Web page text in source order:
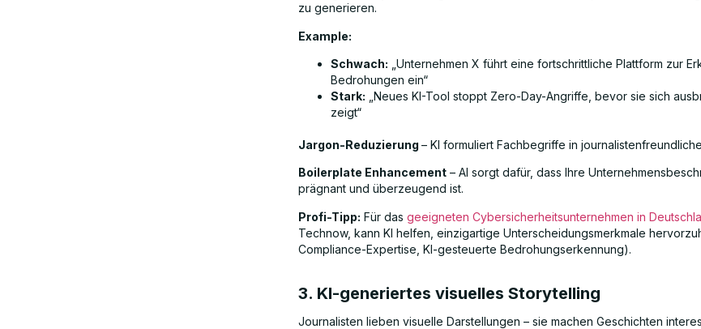
zu generieren.
Example:
Schwach: „Unternehmen X führt eine fortschrittliche Plattform zur
Bedrohungen ein“
Stark: „Neues KI-Tool stoppt Zero-Day-Angriffe, bevor sie sich
zeigt“
Jargon-Reduzierung – KI formuliert Fachbegriffe in
Boilerplate Enhancement – AI sorgt dafür, dass Ihre
prägnant und überzeugend ist.
Profi-Tipp: Für das geeigneten Cybersicherheitsunternehmen in
Technow, kann KI helfen, einzigartige Unterscheidungsmerkmale
Compliance-Expertise, KI-gesteuerte Bedrohungserkennung).
3. KI-generiertes visuelles Storytelling
Journalisten lieben visuelle Darstellungen – sie machen Geschichten